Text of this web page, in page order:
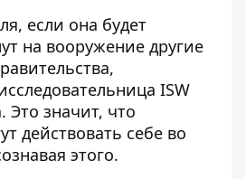
если она будет
на вооружение другие
ISW
Это значит, что
действовать себе во
этого.